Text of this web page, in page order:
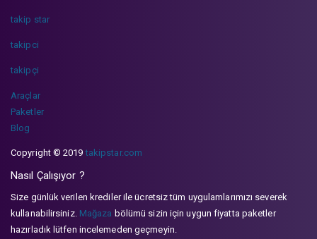
takip star
takipci
takipçi
Araçlar
Paketler
Blog
Copyright © 2019takipstar.com
Nasıl Çalışıyor ?
Size günlük verilen krediler ile ücretsiz tüm uygulamlarımızı severek
kullanabilirsiniz. Mağaza bölümü sizin için uygun fiyatta paketler
hazırladık lütfen incelemeden geçmeyin.